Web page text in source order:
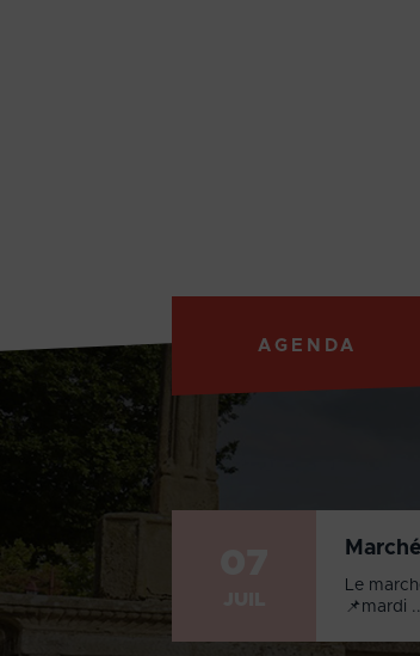
AGENDA
Le
📌mardi ...